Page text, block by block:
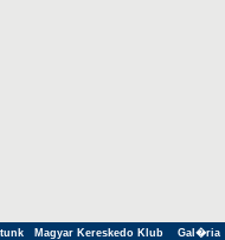
Magyar Kereskedo Klub Gal�ria